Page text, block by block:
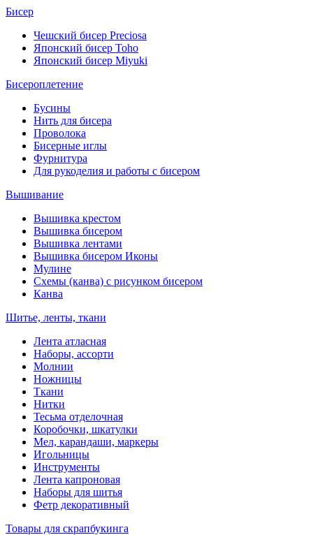
Бисер
Чешский бисер Preciosa
Японский бисер Toho
Японский бисер Miyuki
Бисероплетение
Бусины
Нить для бисера
Проволока
Бисерные иглы
Фурнитура
Для рукоделия и работы с бисером
Вышивание
Вышивка крестом
Вышивка бисером
Вышивка лентами
Вышивка бисером Иконы
Мулине
Схемы (канва) с рисунком бисером
Канва
Шитье, ленты, ткани
Лента атласная
Наборы, ассорти
Молнии
Ножницы
Ткани
Нитки
Тесьма отделочная
Коробочки, шкатулки
Мел, карандаши, маркеры
Игольницы
Инструменты
Лента капроновая
Наборы для шитья
Фетр декоративный
Товары для скрапбукинга